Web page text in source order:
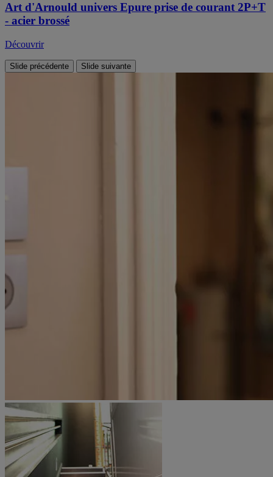
Art d'Arnould univers Epure prise de courant 2P+T
- acier brossé
Découvrir
Slide précédente Slide suivante